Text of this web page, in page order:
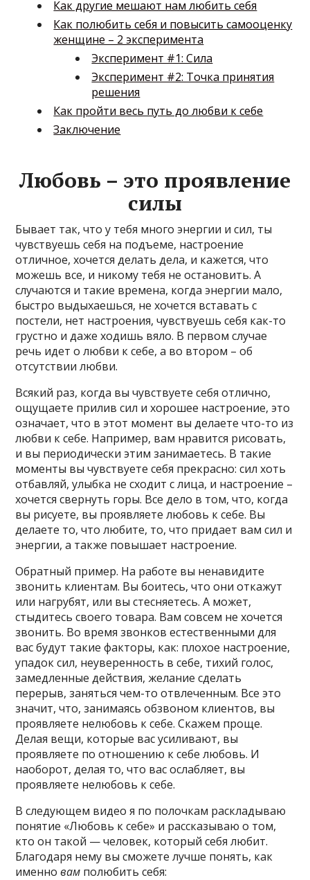
Как другие мешают нам любить себя
Как полюбить себя и повысить самооценку
женщине – 2 эксперимента
Эксперимент #1: Сила
Эксперимент #2: Точка принятия
решения
Как пройти весь путь до любви к себе
Заключение
Любовь – это проявление
силы
Бывает так, что у тебя много энергии и сил, ты
чувствуешь себя на подъеме, настроение
отличное, хочется делать дела, и кажется, что
можешь все, и никому тебя не остановить. А
случаются и такие времена, когда энергии мало,
быстро выдыхаешься, не хочется вставать с
постели, нет настроения, чувствуешь себя как-то
грустно и даже ходишь вяло. В первом случае
речь идет о любви к себе, а во втором – об
отсутствии любви.
Всякий раз, когда вы чувствуете себя отлично,
ощущаете прилив сил и хорошее настроение, это
означает, что в этот момент вы делаете что-то из
любви к себе. Например, вам нравится рисовать,
и вы периодически этим занимаетесь. В такие
моменты вы чувствуете себя прекрасно: сил хоть
отбавляй, улыбка не сходит с лица, и настроение –
хочется свернуть горы. Все дело в том, что, когда
вы рисуете, вы проявляете любовь к себе. Вы
делаете то, что любите, то, что придает вам сил и
энергии, а также повышает настроение.
Обратный пример. На работе вы ненавидите
звонить клиентам. Вы боитесь, что они откажут
или нагрубят, или вы стесняетесь. А может,
стыдитесь своего товара. Вам совсем не хочется
звонить. Во время звонков естественными для
вас будут такие факторы, как: плохое настроение,
упадок сил, неуверенность в себе, тихий голос,
замедленные действия, желание сделать
перерыв, заняться чем-то отвлеченным. Все это
значит, что, занимаясь обзвоном клиентов, вы
проявляете нелюбовь к себе. Скажем проще.
Делая вещи, которые вас усиливают, вы
проявляете по отношению к себе любовь. И
наоборот, делая то, что вас ослабляет, вы
проявляете нелюбовь к себе.
В следующем видео я по полочкам раскладываю
понятие «Любовь к себе» и рассказываю о том,
кто он такой — человек, который себя любит.
Благодаря нему вы сможете лучше понять, как
именновам полюбить себя: